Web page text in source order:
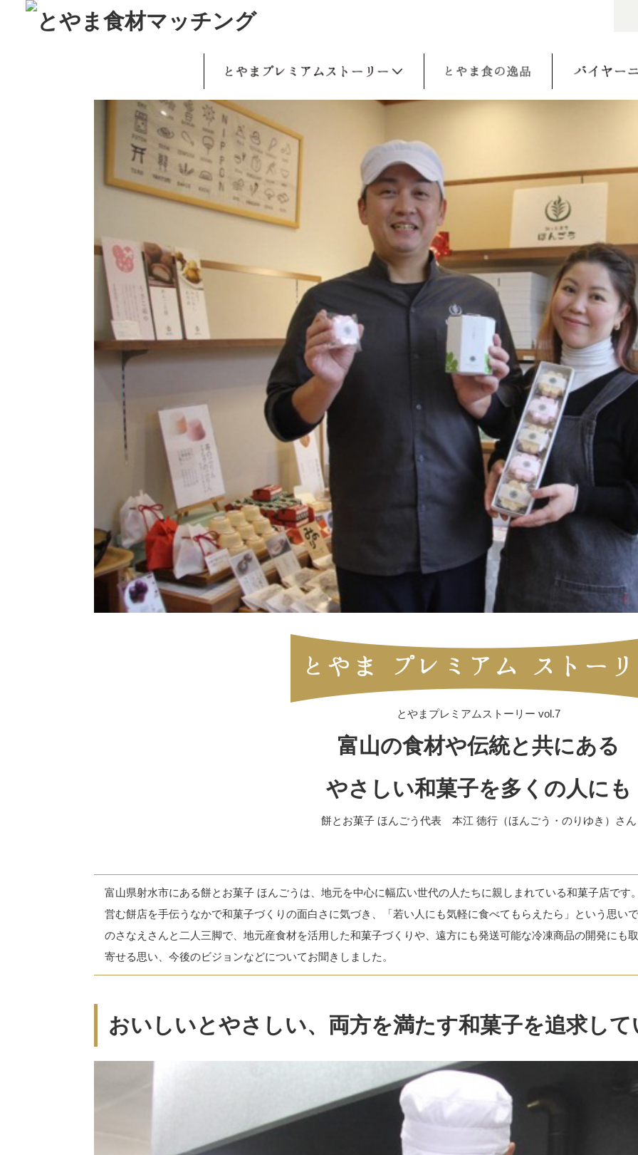
とやまプレミアムストーリー vol.7
富山の食材や伝統と共にある
やさしい和菓子を多くの人にも
餅とお菓子 ほんごう代表 本江 徳行（ほんごう・のりゆき）さん
富山県射水市にある餅とお菓子 ほんごうは、地元を中心に幅広い世代の人たちに親しまれている和菓子店です
営む餅店を手伝うなかで和菓子づくりの面白さに気づき、「若い人にも気軽に食べてもらえたら」という思い
のさなえさんと二人三脚で、地元産食材を活用した和菓子づくりや、遠方にも発送可能な冷凍商品の開発にも
寄せる思い、今後のビジョンなどについてお聞きしました。
おいしいとやさしい、両方を満たす和菓子を追求し